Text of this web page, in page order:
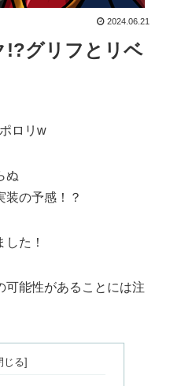
2024.06.21
!?グリフとリベ
ロリw
ぬ
装の予感！？
た！
可能性があることには注